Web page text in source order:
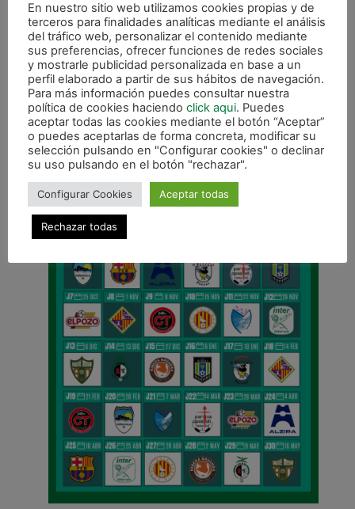
ANTERIOR
Cómoda victoria ante Levante UD en Anaitasuna (6-3)
CALENDARIO DE LIGA
En nuestro sitio web utilizamos cookies propias y de
terceros para finalidades analíticas mediante el análisis
del tráfico web, personalizar el contenido mediante
sus preferencias, ofrecer funciones de redes sociales
y mostrarle publicidad personalizada en base a un
perfil elaborado a partir de sus hábitos de navegación.
Para más información puedes consultar nuestra
política de cookies haciendo click aqui. Puedes
aceptar todas las cookies mediante el botón “Aceptar”
o puedes aceptarlas de forma concreta, modificar su
selección pulsando en "Configurar cookies" o declinar
su uso pulsando en el botón "rechazar".
Configurar Cookies Aceptar todas
Rechazar todas